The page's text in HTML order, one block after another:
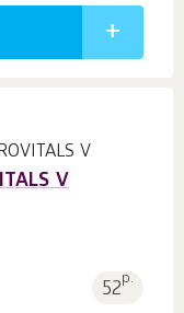
V
52p.